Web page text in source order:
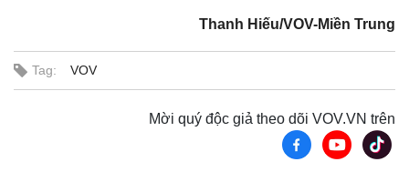
Thanh Hiếu/VOV-Miền Trung
Tag: VOV
Mời quý độc giả theo dõi VOV.VN trên